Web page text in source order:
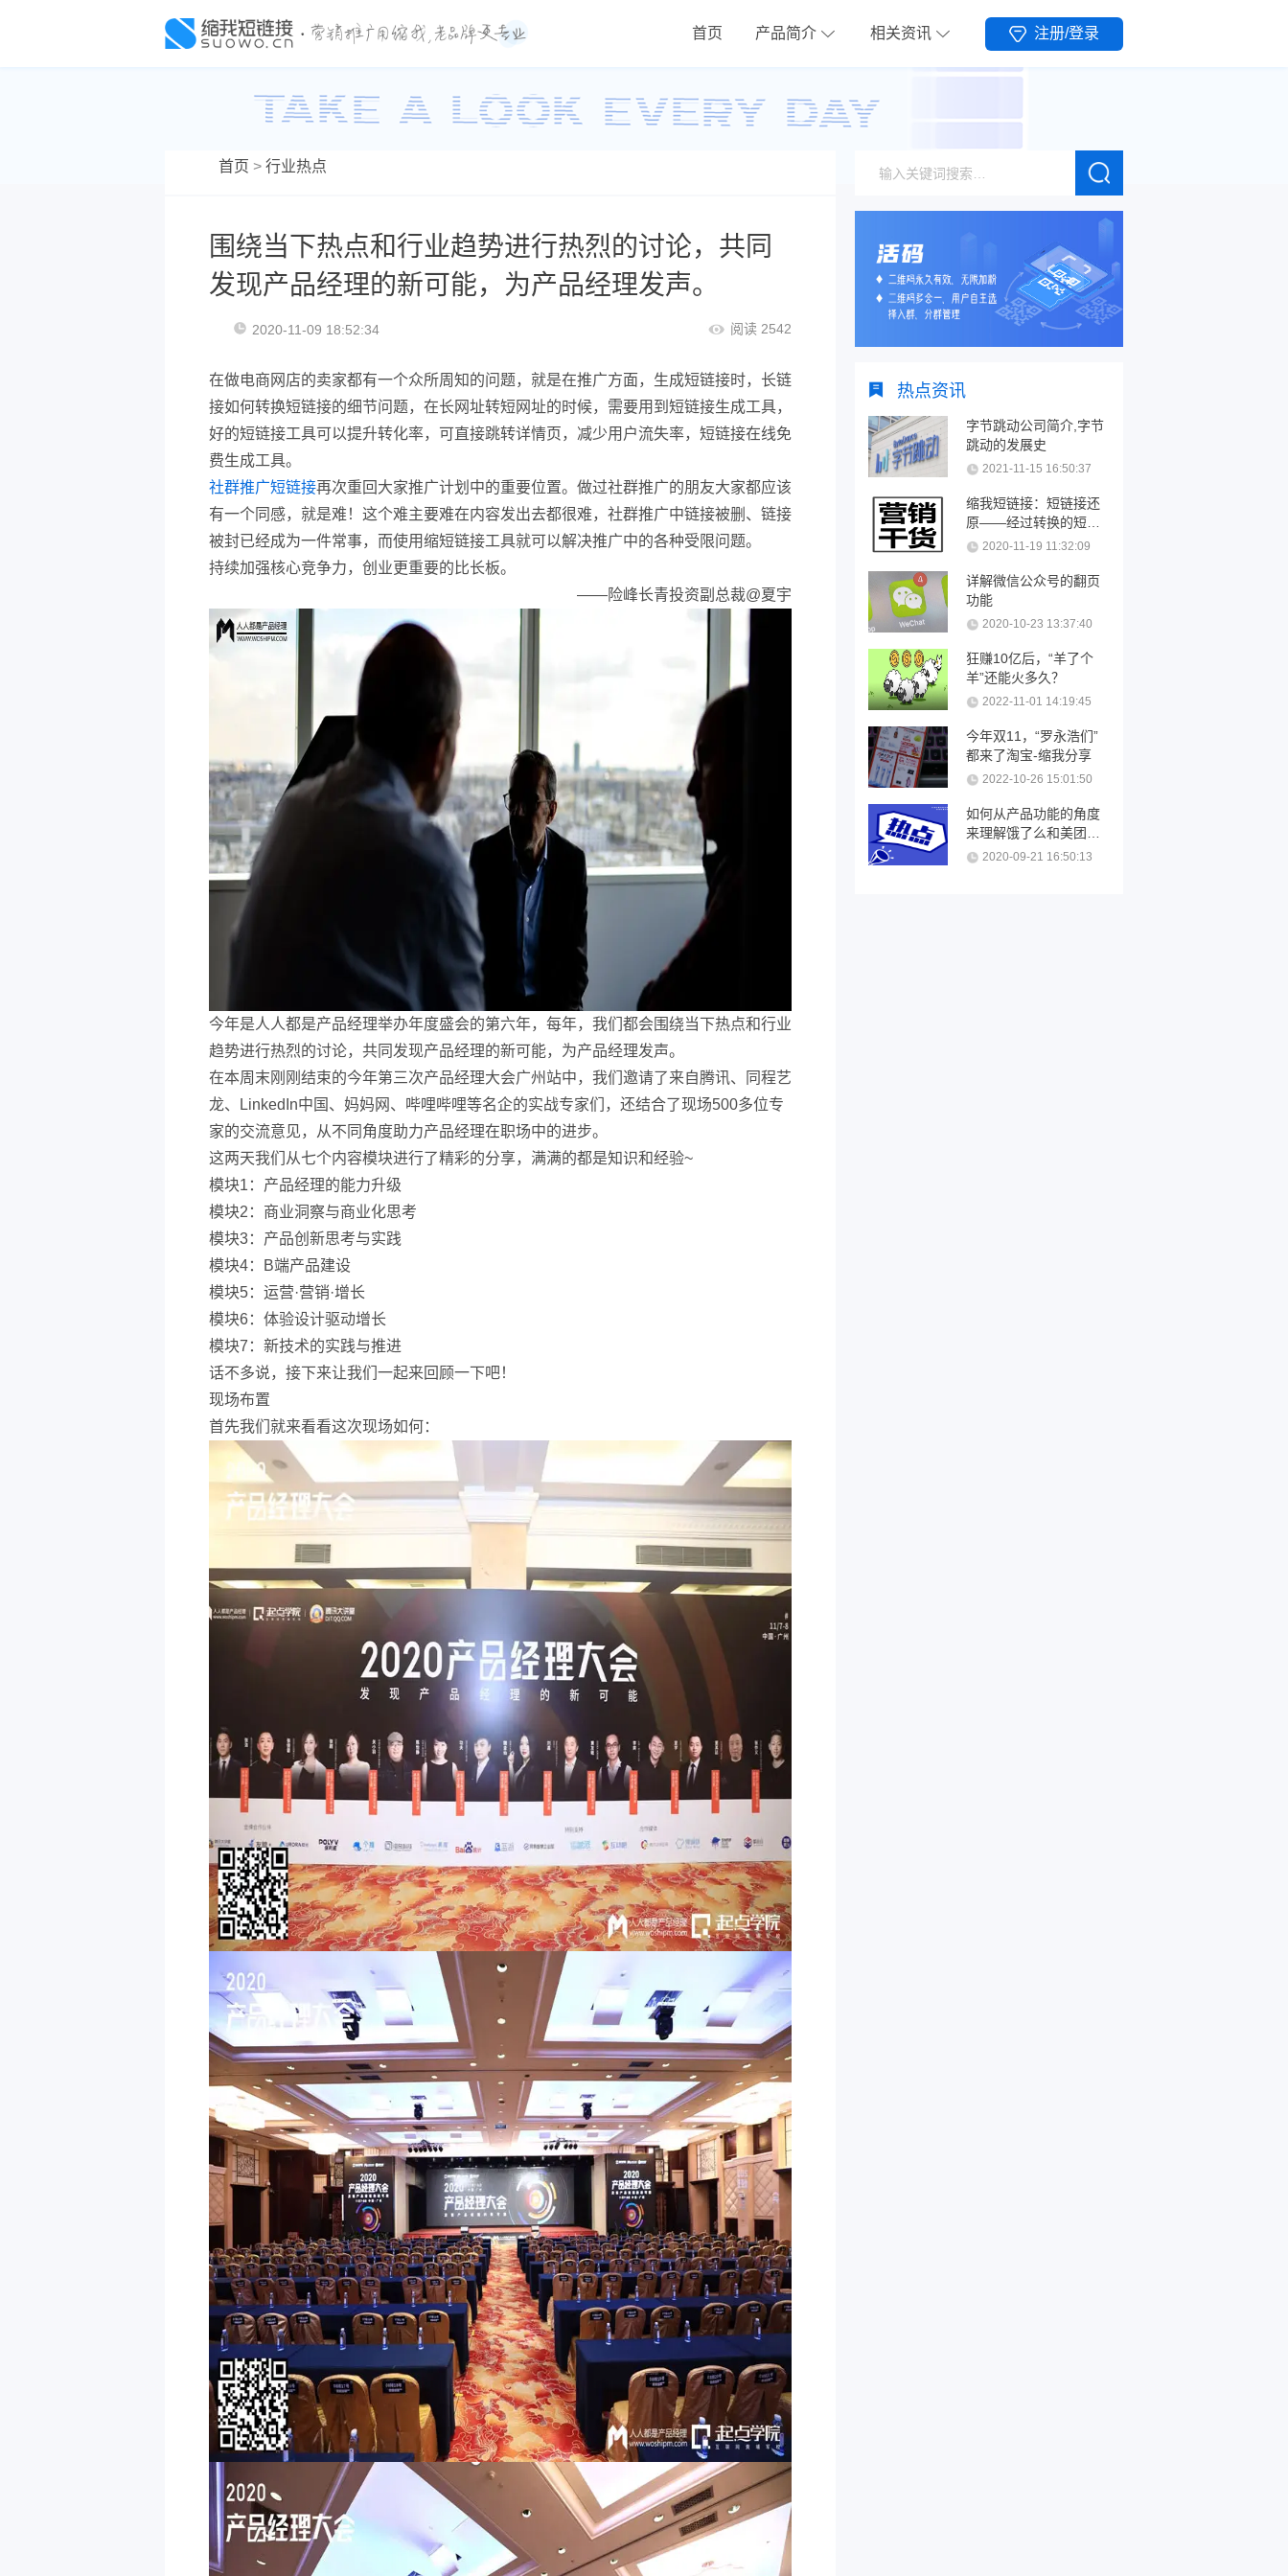
首页 产品简介 相关资讯 注册/登录
首页 > 行业热点
围绕当下热点和行业趋势进行热烈的讨论，共同
发现产品经理的新可能，为产品经理发声。
2020-11-09 18:52:34 阅读 2542
在做电商网店的卖家都有一个众所周知的问题，就是在推广方面，生成短链接时，长链
接如何转换短链接的细节问题，在长网址转短网址的时候，需要用到短链接生成工具，
好的短链接工具可以提升转化率，可直接跳转详情页，减少用户流失率，短链接在线免
费生成工具。
社群推广短链接再次重回大家推广计划中的重要位置。做过社群推广的朋友大家都应该
有一个同感，就是难！这个难主要难在内容发出去都很难，社群推广中链接被删、链接
被封已经成为一件常事，而使用缩短链接工具就可以解决推广中的各种受限问题。
持续加强核心竞争力，创业更重要的比长板。
——险峰长青投资副总裁@夏宇
今年是人人都是产品经理举办年度盛会的第六年，每年，我们都会围绕当下热点和行业
趋势进行热烈的讨论，共同发现产品经理的新可能，为产品经理发声。
在本周末刚刚结束的今年第三次产品经理大会广州站中，我们邀请了来自腾讯、同程艺
龙、LinkedIn中国、妈妈网、哔哩哔哩等名企的实战专家们，还结合了现场500多位专
家的交流意见，从不同角度助力产品经理在职场中的进步。
这两天我们从七个内容模块进行了精彩的分享，满满的都是知识和经验~
模块1：产品经理的能力升级
模块2：商业洞察与商业化思考
模块3：产品创新思考与实践
模块4：B端产品建设
模块5：运营·营销·增长
模块6：体验设计驱动增长
模块7：新技术的实践与推进
话不多说，接下来让我们一起来回顾一下吧！
现场布置
首先我们就来看看这次现场如何：
热点资讯
字节跳动公司简介,字节
跳动的发展史
2021-11-15 16:50:37
缩我短链接：短链接还
原——经过转换的短链
接可以还原吗？
2020-11-19 11:32:09
详解微信公众号的翻页
功能
2020-10-23 13:37:40
狂赚10亿后，“羊了个
羊”还能火多久？
2022-11-01 14:19:45
今年双11，“罗永浩们”
都来了淘宝-缩我分享
2022-10-26 15:01:50
如何从产品功能的角度
来理解饿了么和美团优
化 2020-09-21 16:50:13